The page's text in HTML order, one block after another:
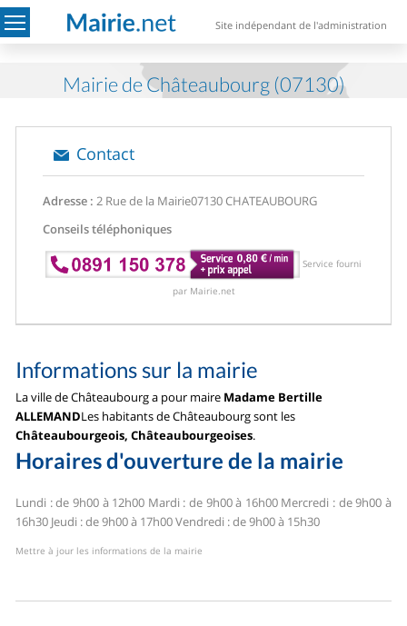
Site indépendant de l'administration
Mairie de Châteaubourg (07130)
Contact
Adresse : 2 Rue de la Mairie07130 CHATEAUBOURG
Conseils téléphoniques
Service fourni
par Mairie.net
Informations sur la mairie
La ville de Châteaubourg a pour maire Madame Bertille
ALLEMANDLes habitants de Châteaubourg sont les
Châteaubourgeois, Châteaubourgeoises.
Horaires d'ouverture de la mairie
Lundi : de 9h00 à 12h00 Mardi : de 9h00 à 16h00Mercredi : de 9h00 à
16h30 Jeudi : de 9h00 à 17h00Vendredi : de 9h00 à 15h30
Mettre à jour les informations de la mairie